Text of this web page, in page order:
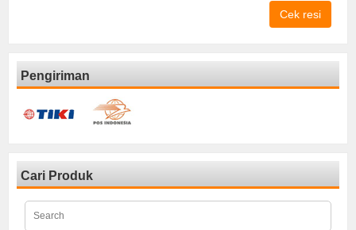
Cek resi
Pengiriman
Cari Produk